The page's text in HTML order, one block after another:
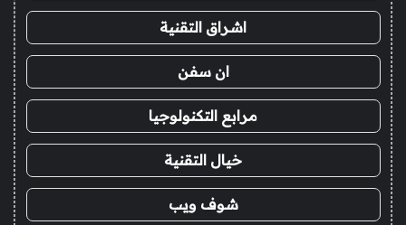
اشراق التقنية
ان سفن
مرابع التكنولوجيا
خيال التقنية
شوف ويب